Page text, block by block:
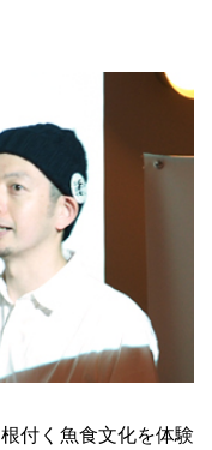
付く魚食文化を体験